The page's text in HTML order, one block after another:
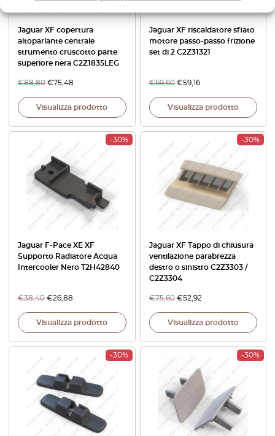
Jaguar XF copertura
altoparlante centrale
strumento cruscotto parte
superiore nera C2Z1835LEG
€88,80 €75,48
Visualizza prodotto
Jaguar XF riscaldatore sfiato
motore passo-passo frizione
set di 2 C2Z31321
€69,60 €59,16
Visualizza prodotto
-30%
Jaguar F-Pace XE XF
Supporto Radiatore Acqua
Intercooler Nero T2H42840
€38,40 €26,88
Visualizza prodotto
-30%
Jaguar XF Tappo di chiusura
ventilazione parabrezza
destro o sinistro C2Z3303 /
C2Z3304
€75,60 €52,92
Visualizza prodotto
-30% -30%